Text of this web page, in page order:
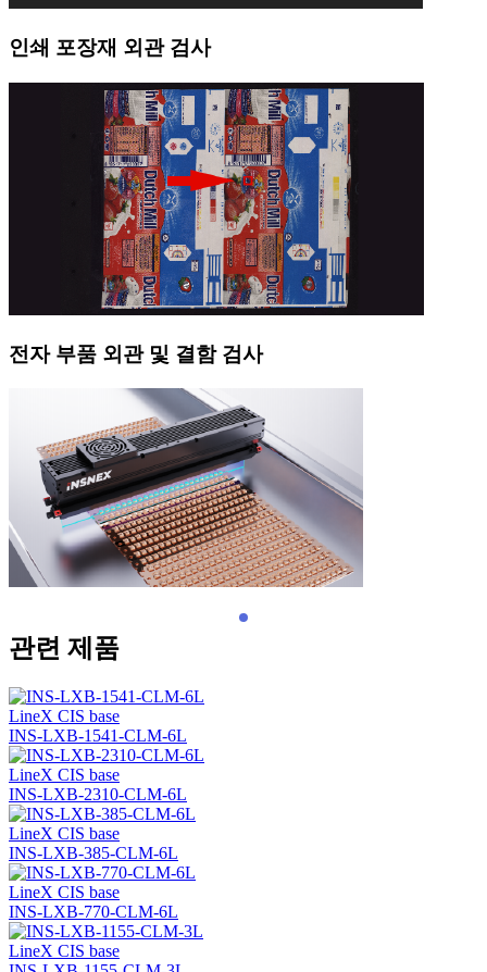
인쇄 포장재 외관 검사
전자 부품 외관 및 결함 검사
관련 제품
LineX CIS base
INS-LXB-1541-CLM-6L
LineX CIS base
INS-LXB-2310-CLM-6L
LineX CIS base
INS-LXB-385-CLM-6L
LineX CIS base
INS-LXB-770-CLM-6L
LineX CIS base